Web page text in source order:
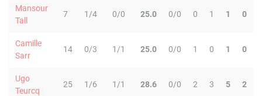
Mansour
Tall
7 1/4 0/0 25.0 0/0 0 1 1 0
Camille
Sarr
14 0/3 1/1 25.0 0/0 1 0 1 0
Ugo
Teurcq
25 1/6 1/1 28.6 0/0 2 3 5 2